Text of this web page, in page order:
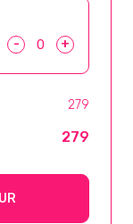
- +
279
279